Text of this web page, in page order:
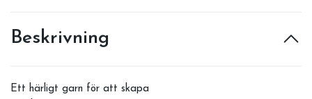
Beskrivning
Ett härligt garn för att skapa